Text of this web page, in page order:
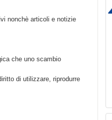
nonchè articoli e notizie
che uno scambio
di utilizzare, riprodurre